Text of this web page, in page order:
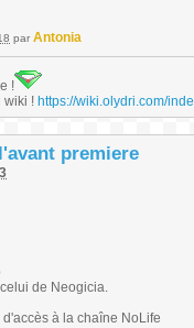
par Antonia
!
wiki ! https://wiki.olydri.com/
premiere
de Neogicia.
d'accès à la chaîne NoLife